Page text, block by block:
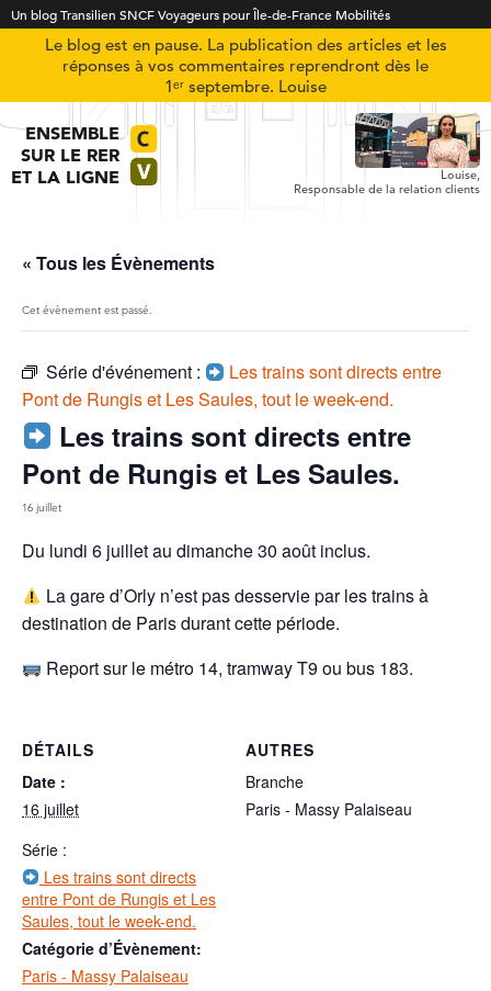
Un blog Transilien SNCF Voyageurs pour Île-de-France Mobilités
Le blog est en pause. La publication des articles et les
réponses à vos commentaires reprendront dès le
1ᵉʳ septembre. Louise
ENSEMBLE
SUR LE RER
ET LA LIGNE
Louise,
Responsable de la relation clients
« Tous les Évènements
Cet évènement est passé.
Série d'événement :
Les trains sont directs entre
Pont de Rungis et Les Saules, tout le week-end.
Les trains sont directs entre
Pont de Rungis et Les Saules.
16 juillet
Du lundi 6 juillet au dimanche 30 août inclus.
La gare d’Orly n’est pas desservie par les trains à
destination de Paris durant cette période.
Report sur le métro 14, tramway T9 ou bus 183.
DÉTAILS
Date :
16 juillet
Série :
Les trains sont directs
entre Pont de Rungis et Les
Saules, tout le week-end.
Catégorie d’Évènement:
Paris - Massy Palaiseau
AUTRES
Branche
Paris - Massy Palaiseau